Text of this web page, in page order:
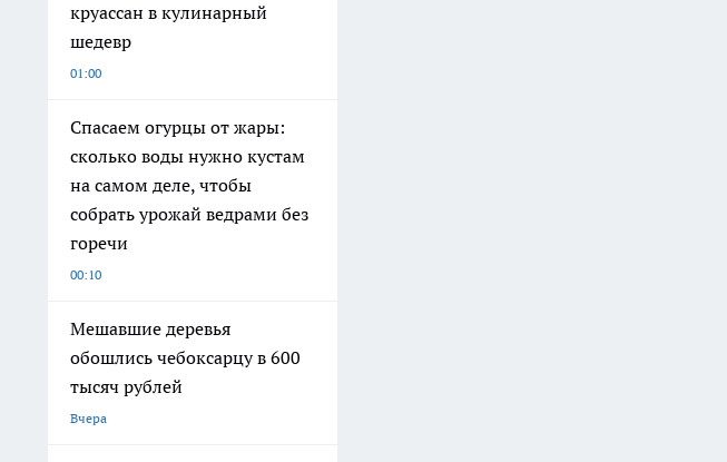
круассан в кулинарный
шедевр
01:00
Спасаем огурцы от жары:
сколько воды нужно кустам
на самом деле, чтобы
собрать урожай ведрами без
горечи
00:10
Мешавшие деревья
обошлись чебоксарцу в 600
тысяч рублей
Вчера